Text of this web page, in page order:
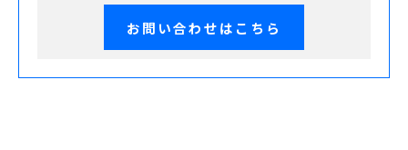
お問い合わせはこちら